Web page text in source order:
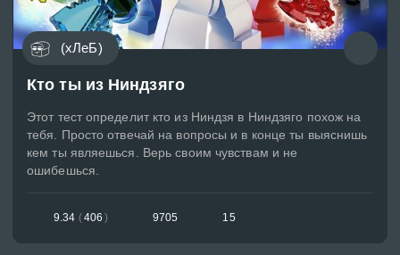
(хЛеБ)
Кто ты из Ниндзяго
Этот тест определит кто из Ниндзя в Ниндзяго похож на
тебя. Просто отвечай на вопросы и в конце ты выяснишь
кем ты являешься. Верь своим чувствам и не
ошибешься.
9.34 (406 ) 9705 15